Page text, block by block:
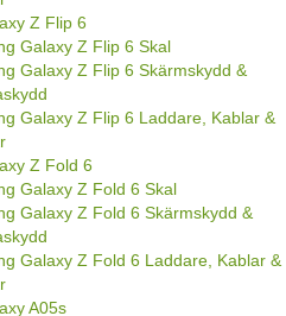
Z Flip 6
Galaxy Z Flip 6 Skal
Galaxy Z Flip 6 Skärmskydd &
Galaxy Z Flip 6 Laddare, Kablar &
Z Fold 6
Galaxy Z Fold 6 Skal
Galaxy Z Fold 6 Skärmskydd &
Galaxy Z Fold 6 Laddare, Kablar &
A05s